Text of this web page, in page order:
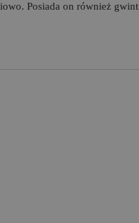
Posiada on również gwint